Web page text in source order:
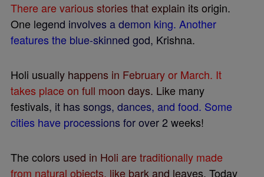
Therearevarious stories thatexplain its origin.
One legend involves ademon king. Another
features the blue-skinned god, Krishna.
Holi usually happens in Februaryor March. It
takes placeon full moon days. Like many
festivals, it has songs, dances, and food. Some
cities have processions forover2 weeks!
Thecolors used in Holi aretraditionally made
from natural objects, like bark and leaves. Today